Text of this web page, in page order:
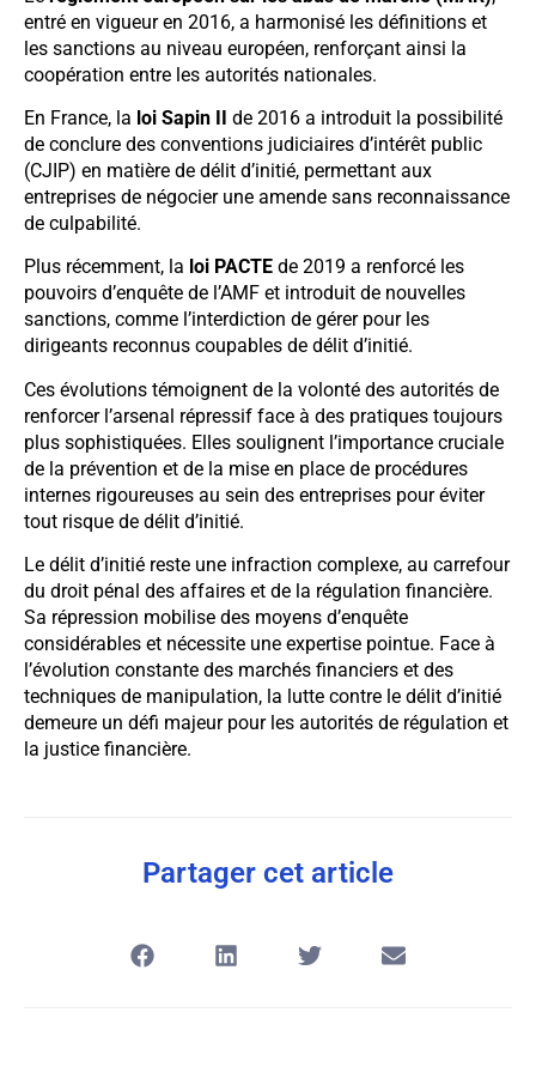
entré en vigueur en 2016, a harmonisé les définitions et
les sanctions au niveau européen, renforçant ainsi la
coopération entre les autorités nationales.
En France, la loi Sapin II de 2016 a introduit la possibilité
de conclure des conventions judiciaires d’intérêt public
(CJIP) en matière de délit d’initié, permettant aux
entreprises de négocier une amende sans reconnaissance
de culpabilité.
Plus récemment, la loi PACTE de 2019 a renforcé les
pouvoirs d’enquête de l’AMF et introduit de nouvelles
sanctions, comme l’interdiction de gérer pour les
dirigeants reconnus coupables de délit d’initié.
Ces évolutions témoignent de la volonté des autorités de
renforcer l’arsenal répressif face à des pratiques toujours
plus sophistiquées. Elles soulignent l’importance cruciale
de la prévention et de la mise en place de procédures
internes rigoureuses au sein des entreprises pour éviter
tout risque de délit d’initié.
Le délit d’initié reste une infraction complexe, au carrefour
du droit pénal des affaires et de la régulation financière.
Sa répression mobilise des moyens d’enquête
considérables et nécessite une expertise pointue. Face à
l’évolution constante des marchés financiers et des
techniques de manipulation, la lutte contre le délit d’initié
demeure un défi majeur pour les autorités de régulation et
la justice financière.
Partager cet article